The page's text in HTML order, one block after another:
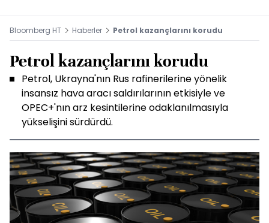
Bloomberg HT Haberler Petrol kazançlarını korudu
Petrol kazançlarını korudu
Petrol, Ukrayna'nın Rus rafinerilerine yönelik
insansız hava aracı saldırılarının etkisiyle ve
OPEC+'nın arz kesintilerine odaklanılmasıyla
yükselişini sürdürdü.